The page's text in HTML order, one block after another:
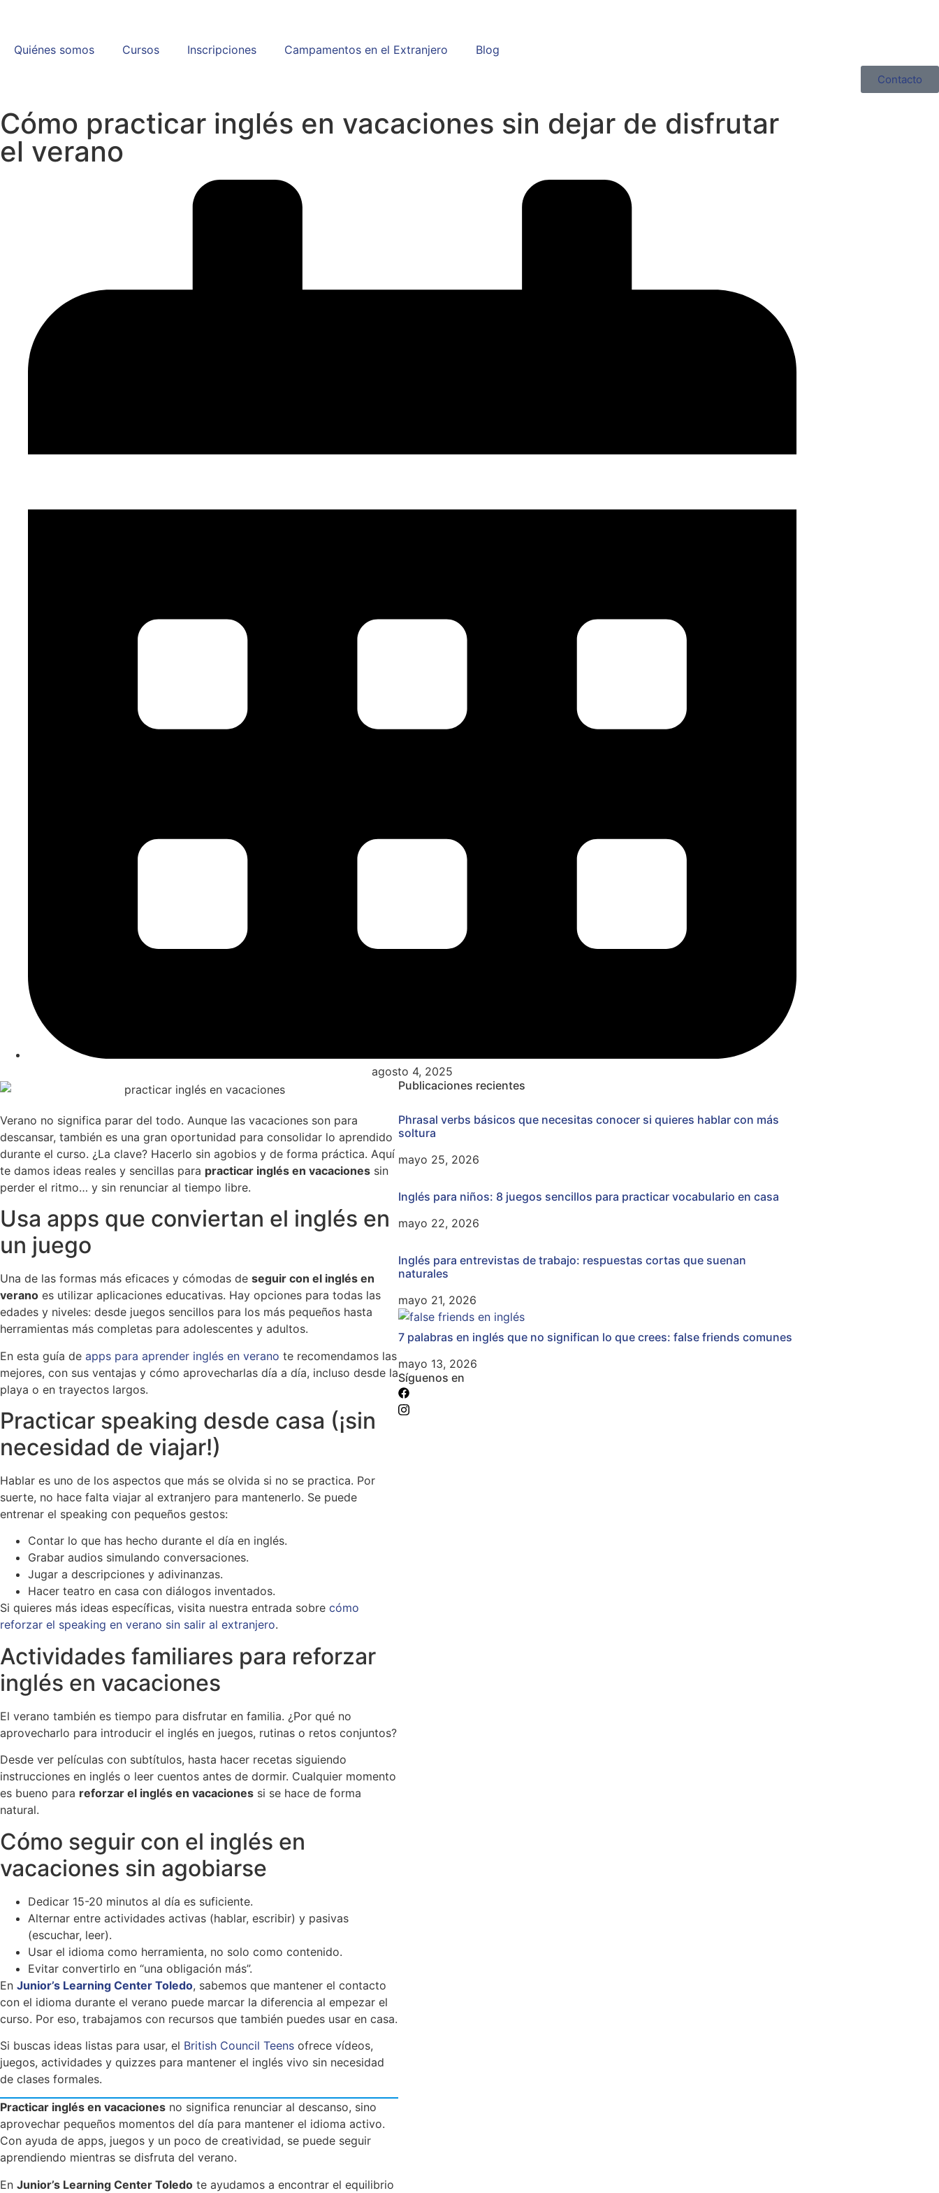
Quiénes somos Cursos Inscripciones Campamentos en el Extranjero Blog
Contacto
Cómo practicar inglés en vacaciones sin dejar de disfrutar
el verano
agosto 4, 2025
Verano no significa parar del todo. Aunque las vacaciones son para
descansar, también es una gran oportunidad para consolidar lo aprendido
durante el curso. ¿La clave? Hacerlo sin agobios y de forma práctica. Aquí
te damos ideas reales y sencillas para practicar inglés en vacaciones sin
perder el ritmo… y sin renunciar al tiempo libre.
Usa apps que conviertan el inglés en
un juego
Una de las formas más eficaces y cómodas de seguir con el inglés en
verano es utilizar aplicaciones educativas. Hay opciones para todas las
edades y niveles: desde juegos sencillos para los más pequeños hasta
herramientas más completas para adolescentes y adultos.
En esta guía de apps para aprender inglés en verano te recomendamos las
mejores, con sus ventajas y cómo aprovecharlas día a día, incluso desde la
playa o en trayectos largos.
Practicar speaking desde casa (¡sin
necesidad de viajar!)
Hablar es uno de los aspectos que más se olvida si no se practica. Por
suerte, no hace falta viajar al extranjero para mantenerlo. Se puede
entrenar el speaking con pequeños gestos:
Contar lo que has hecho durante el día en inglés.
Grabar audios simulando conversaciones.
Jugar a descripciones y adivinanzas.
Hacer teatro en casa con diálogos inventados.
Si quieres más ideas específicas, visita nuestra entrada sobre cómo
reforzar el speaking en verano sin salir al extranjero.
Actividades familiares para reforzar
inglés en vacaciones
El verano también es tiempo para disfrutar en familia. ¿Por qué no
aprovecharlo para introducir el inglés en juegos, rutinas o retos conjuntos?
Desde ver películas con subtítulos, hasta hacer recetas siguiendo
instrucciones en inglés o leer cuentos antes de dormir. Cualquier momento
es bueno para reforzar el inglés en vacaciones si se hace de forma
natural.
Cómo seguir con el inglés en
vacaciones sin agobiarse
Dedicar 15-20 minutos al día es suficiente.
Alternar entre actividades activas (hablar, escribir) y pasivas
(escuchar, leer).
Usar el idioma como herramienta, no solo como contenido.
Evitar convertirlo en “una obligación más”.
En Junior’s Learning Center Toledo, sabemos que mantener el contacto
con el idioma durante el verano puede marcar la diferencia al empezar el
curso. Por eso, trabajamos con recursos que también puedes usar en casa.
Si buscas ideas listas para usar, el British Council Teens ofrece vídeos,
juegos, actividades y quizzes para mantener el inglés vivo sin necesidad
de clases formales.
Practicar inglés en vacaciones no significa renunciar al descanso, sino
aprovechar pequeños momentos del día para mantener el idioma activo.
Con ayuda de apps, juegos y un poco de creatividad, se puede seguir
aprendiendo mientras se disfruta del verano.
En Junior’s Learning Center Toledo te ayudamos a encontrar el equilibrio
Publicaciones recientes
Phrasal verbs básicos que necesitas conocer si quieres hablar con más
soltura
mayo 25, 2026
Inglés para niños: 8 juegos sencillos para practicar vocabulario en casa
mayo 22, 2026
Inglés para entrevistas de trabajo: respuestas cortas que suenan
naturales
mayo 21, 2026
7 palabras en inglés que no significan lo que crees: false friends comunes
mayo 13, 2026
Síguenos en